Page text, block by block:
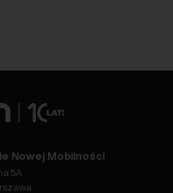
Nowej Mobilności
5A